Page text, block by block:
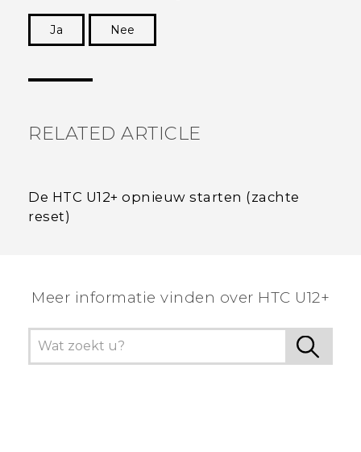
Ja
Nee
RELATED ARTICLE
De HTC U12+‍ opnieuw starten (zachte
reset)
Meer informatie vinden over HTC U12+